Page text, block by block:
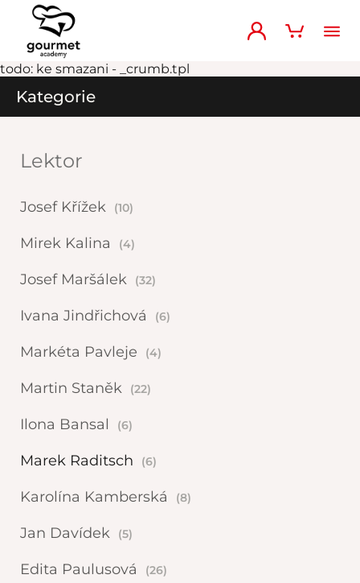
todo: ke smazani - _crumb.tpl
Kategorie
Lektor
Josef Křížek (10)
Mirek Kalina (4)
Josef Maršálek (32)
Ivana Jindřichová (6)
Markéta Pavleje (4)
Martin Staněk (22)
Ilona Bansal (6)
Marek Raditsch (6)
Karolína Kamberská (8)
Jan Davídek (5)
Edita Paulusová (26)